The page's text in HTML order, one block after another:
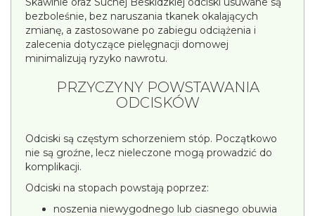
bezboleśnie, bez naruszania tkanek okalających
zmianę, a zastosowane po zabiegu odciążenia i
zalecenia dotyczące pielęgnacji domowej
minimalizują ryzyko nawrotu.
PRZYCZYNY POWSTAWANIA
ODCISKÓW
Odciski są częstym schorzeniem stóp. Początkowo
nie są groźne, lecz nieleczone mogą prowadzić do
komplikacji.
Odciski na stopach powstają poprzez:
noszenia niewygodnego lub ciasnego obuwia